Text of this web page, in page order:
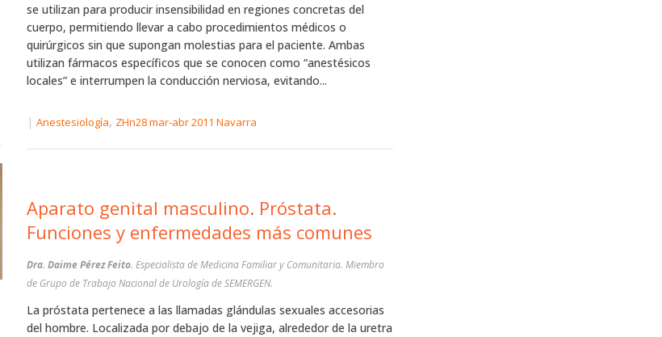
se utilizan para producir insensibilidad en regiones concretas del
cuerpo, permitiendo llevar a cabo procedimientos médicos o
quirúrgicos sin que supongan molestias para el paciente. Ambas
utilizan fármacos específicos que se conocen como “anestésicos
locales” e interrumpen la conducción nerviosa, evitando...
| Anestesiología, ZHn28 mar-abr 2011 Navarra
Aparato genital masculino. Próstata.
Funciones y enfermedades más comunes
Dra. Daime Pérez Feito. Especialista de Medicina Familiar y Comunitaria. Miembro
de Grupo de Trabajo Nacional de Urología de SEMERGEN.
La próstata pertenece a las llamadas glándulas sexuales accesorias
del hombre. Localizada por debajo de la vejiga, alrededor de la uretra